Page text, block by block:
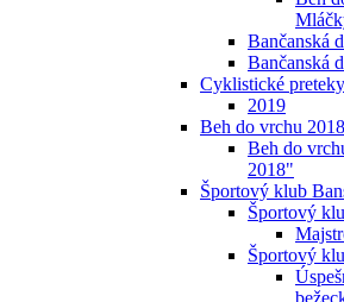
Bančanská
Bančanská
Cyklistické
2019
Beh do vrchu 2018
Beh do
2018"
Športový klub
Športový
Športový